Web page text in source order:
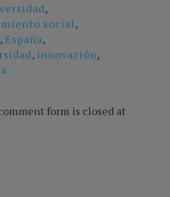
,
social,
, España,
, innovación,
form is closed at